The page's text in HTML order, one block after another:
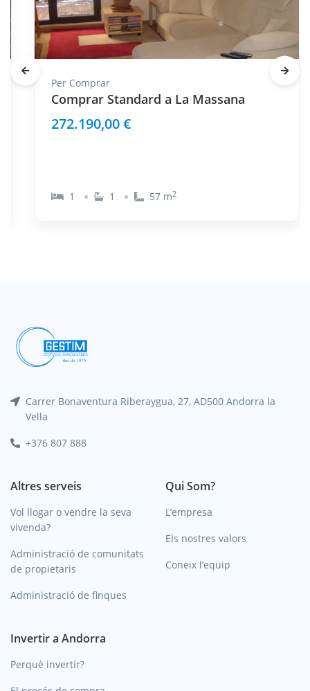
Per Comprar
Comprar Standard a La Massana
272.190,00 €
1 1 57 m2
Carrer Bonaventura Riberaygua, 27, AD500 Andorra la
Vella
+376 807 888
Altres serveis
Vol llogar o vendre la seva
vivenda?
Administració de comunitats
de propietaris
Administració de finques
Qui Som?
L’empresa
Els nostres valors
Coneix l’equip
Invertir a Andorra
Perquè invertir?